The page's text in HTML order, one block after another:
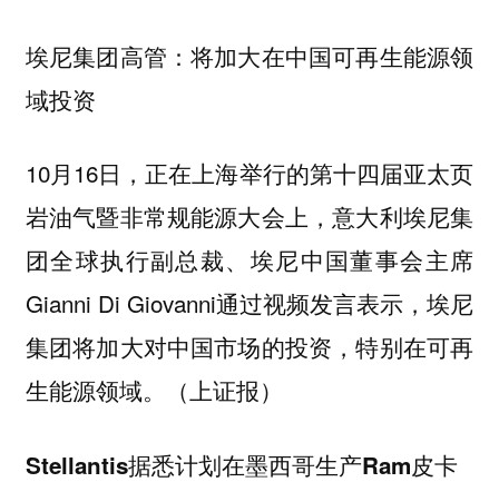
埃尼集团高管：将加大在中国可再生能源领
域投资
10月16日，正在上海举行的第十四届亚太页
岩油气暨非常规能源大会上，意大利埃尼集
团全球执行副总裁、埃尼中国董事会主席
Gianni Di Giovanni通过视频发言表示，埃尼
集团将加大对中国市场的投资，特别在可再
生能源领域。（上证报）
Stellantis据悉计划在墨西哥生产Ram皮卡